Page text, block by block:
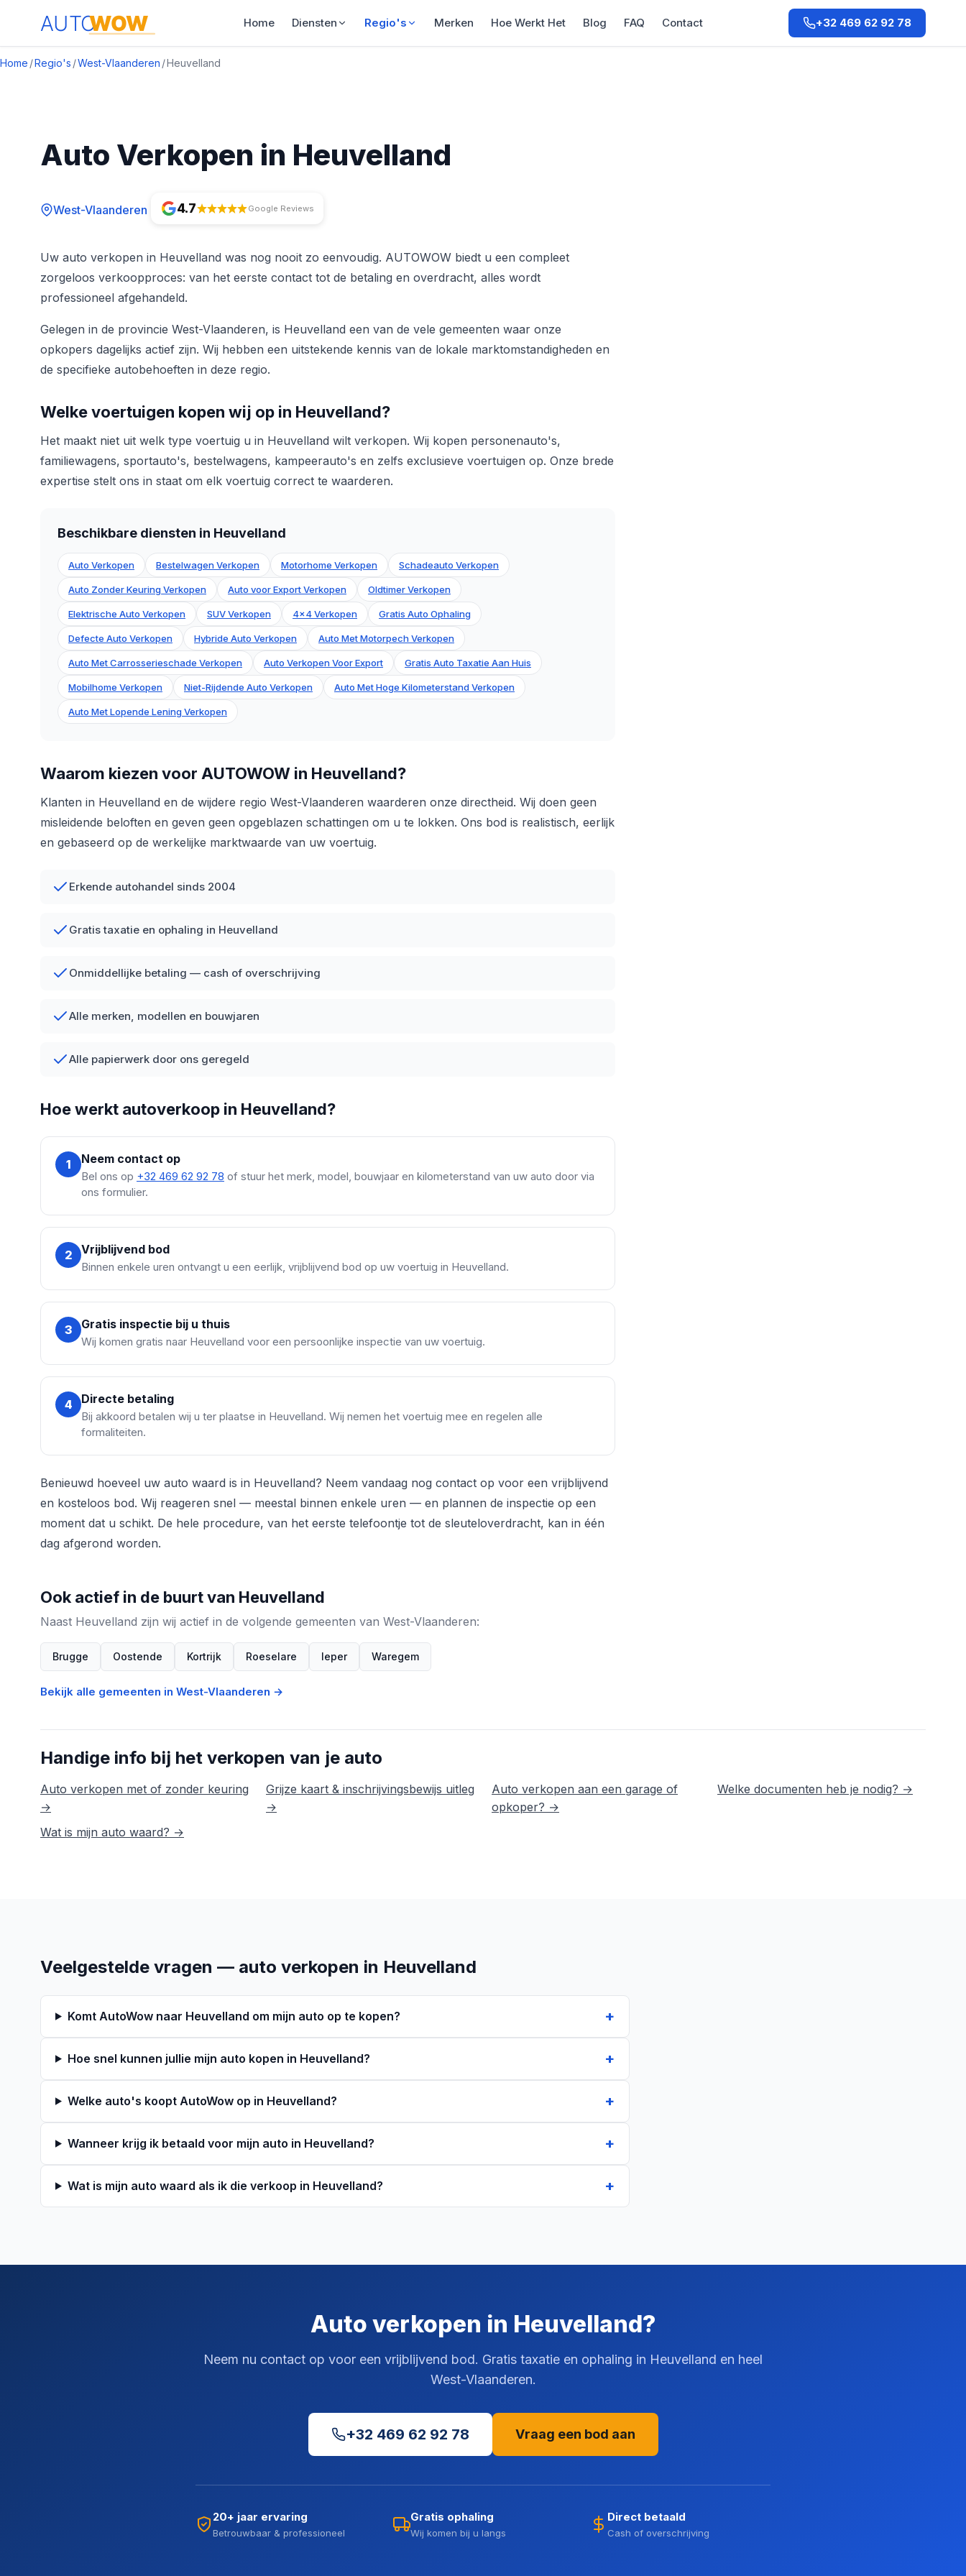
Home Diensten Regio's Merken Hoe Werkt Het Blog FAQ Contact +32 469 62 92 78
Home /Regio's /West-Vlaanderen /Heuvelland
Auto Verkopen in Heuvelland
West-Vlaanderen 4.7 Google Reviews
Uw auto verkopen in Heuvelland was nog nooit zo eenvoudig. AUTOWOW biedt u een compleet
zorgeloos verkoopproces: van het eerste contact tot de betaling en overdracht, alles wordt
professioneel afgehandeld.
Gelegen in de provincie West-Vlaanderen, is Heuvelland een van de vele gemeenten waar onze
opkopers dagelijks actief zijn. Wij hebben een uitstekende kennis van de lokale marktomstandigheden en
de specifieke autobehoeften in deze regio.
Welke voertuigen kopen wij op in Heuvelland?
Het maakt niet uit welk type voertuig u in Heuvelland wilt verkopen. Wij kopen personenauto's,
familiewagens, sportauto's, bestelwagens, kampeerauto's en zelfs exclusieve voertuigen op. Onze brede
expertise stelt ons in staat om elk voertuig correct te waarderen.
Beschikbare diensten in Heuvelland
Auto Verkopen Bestelwagen Verkopen Motorhome Verkopen Schadeauto Verkopen
Auto Zonder Keuring Verkopen Auto voor Export Verkopen Oldtimer Verkopen
Elektrische Auto Verkopen SUV Verkopen 4x4 Verkopen Gratis Auto Ophaling
Defecte Auto Verkopen Hybride Auto Verkopen Auto Met Motorpech Verkopen
Auto Met Carrosserieschade Verkopen Auto Verkopen Voor Export Gratis Auto Taxatie Aan Huis
Mobilhome Verkopen Niet-Rijdende Auto Verkopen Auto Met Hoge Kilometerstand Verkopen
Auto Met Lopende Lening Verkopen
Waarom kiezen voor AUTOWOW in Heuvelland?
Klanten in Heuvelland en de wijdere regio West-Vlaanderen waarderen onze directheid. Wij doen geen
misleidende beloften en geven geen opgeblazen schattingen om u te lokken. Ons bod is realistisch, eerlijk
en gebaseerd op de werkelijke marktwaarde van uw voertuig.
Erkende autohandel sinds 2004
Gratis taxatie en ophaling in Heuvelland
Onmiddellijke betaling — cash of overschrijving
Alle merken, modellen en bouwjaren
Alle papierwerk door ons geregeld
Hoe werkt autoverkoop in Heuvelland?
1 Neem contact op
Bel ons op +32 469 62 92 78 of stuur het merk, model, bouwjaar en kilometerstand van uw auto door via
ons formulier.
2 Vrijblijvend bod
Binnen enkele uren ontvangt u een eerlijk, vrijblijvend bod op uw voertuig in Heuvelland.
3 Gratis inspectie bij u thuis
Wij komen gratis naar Heuvelland voor een persoonlijke inspectie van uw voertuig.
4 Directe betaling
Bij akkoord betalen wij u ter plaatse in Heuvelland. Wij nemen het voertuig mee en regelen alle
formaliteiten.
Benieuwd hoeveel uw auto waard is in Heuvelland? Neem vandaag nog contact op voor een vrijblijvend
en kosteloos bod. Wij reageren snel — meestal binnen enkele uren — en plannen de inspectie op een
moment dat u schikt. De hele procedure, van het eerste telefoontje tot de sleuteloverdracht, kan in één
dag afgerond worden.
Ook actief in de buurt van Heuvelland
Naast Heuvelland zijn wij actief in de volgende gemeenten van West-Vlaanderen:
Brugge Oostende Kortrijk Roeselare Ieper Waregem
Bekijk alle gemeenten in West-Vlaanderen →
Handige info bij het verkopen van je auto
Auto verkopen met of zonder keuring
→
Grijze kaart & inschrijvingsbewijs uitleg
→
Auto verkopen aan een garage of
opkoper? →
Welke documenten heb je nodig? →
Wat is mijn auto waard? →
Veelgestelde vragen — auto verkopen in Heuvelland
Komt AutoWow naar Heuvelland om mijn auto op te kopen?
Hoe snel kunnen jullie mijn auto kopen in Heuvelland?
Welke auto's koopt AutoWow op in Heuvelland?
Wanneer krijg ik betaald voor mijn auto in Heuvelland?
Wat is mijn auto waard als ik die verkoop in Heuvelland?
Auto verkopen in Heuvelland?
Neem nu contact op voor een vrijblijvend bod. Gratis taxatie en ophaling in Heuvelland en heel
West-Vlaanderen.
+32 469 62 92 78 Vraag een bod aan
20+ jaar ervaring
Betrouwbaar & professioneel
Gratis ophaling
Wij komen bij u langs
Direct betaald
Cash of overschrijving